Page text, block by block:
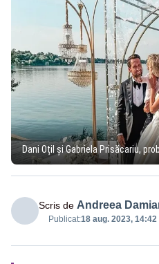
Dani Oțil și Gabriela Prisăcariu,
Scris de Andreea
Publicat:18 aug. 2023, 14:42